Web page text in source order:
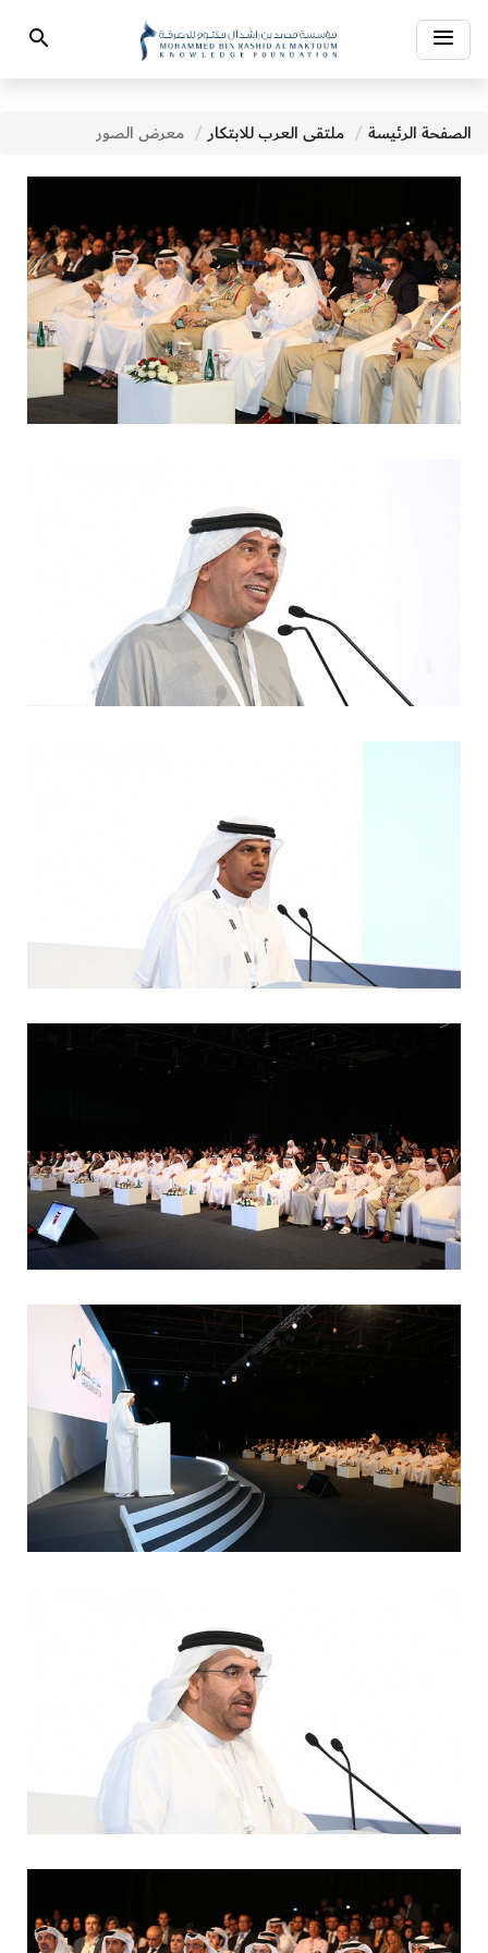
Toggle
navigation
Search
الصفحة الرئيسة ملتقى العرب للابتكار معرض الصور